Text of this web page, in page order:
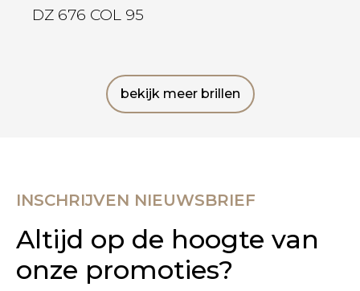
DZ 676 COL 95
bekijk meer brillen
INSCHRIJVEN NIEUWSBRIEF
Altijd op de hoogte van
onze promoties?